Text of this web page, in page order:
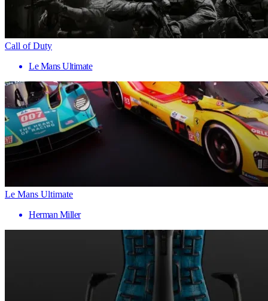
Call of Duty
Le Mans Ultimate
Le Mans Ultimate
Herman Miller